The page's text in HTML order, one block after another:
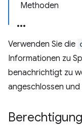
Methoden
Verwenden Sie die
Informationen zu
benachrichtigt zu
angeschlossen